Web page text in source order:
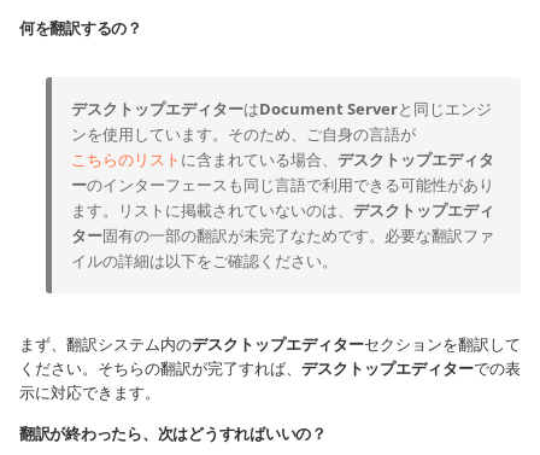
何を翻訳するの？
デスクトップエディターはDocument Serverと同じエンジ
ンを使用しています。そのため、ご自身の言語が
こちらのリスト に含まれている場合、 デスクトップエディタ
ーのインターフェースも同じ言語で利用できる可能性があり
ます。リストに掲載されていないのは、 デスクトップエディ
ター固有の一部の翻訳が未完了なためです。必要な翻訳ファ
イルの詳細は以下をご確認ください。
まず、翻訳システム内のデスクトップエディターセクションを翻訳して
ください。そちらの翻訳が完了すれば、 デスクトップエディターでの表
示に対応できます。
翻訳が終わったら、次はどうすればいいの？